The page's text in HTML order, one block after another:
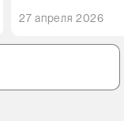
студентов
27 апреля 2026